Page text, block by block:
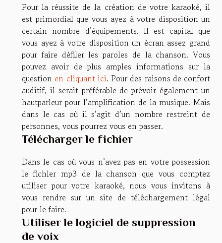
Pour la réussite de la création de votre karaoké, il
est primordial que vous ayez à votre disposition un
certain nombre d’équipements. Il est capital que
vous ayez à votre disposition un écran assez grand
pour faire défiler les paroles de la chanson. Vous
pouvez avoir de plus amples informations sur la
question en cliquant ici. Pour des raisons de confort
auditif, il serait préférable de prévoir également un
hautparleur pour l’amplification de la musique. Mais
dans le cas où il s’agit d’un nombre restreint de
personnes, vous pourrez vous en passer.
Télécharger le fichier
Dans le cas où vous n’avez pas en votre possession
le fichier mp3 de la chanson que vous comptez
utiliser pour votre karaoké, nous vous invitons à
vous rendre sur un site de téléchargement légal
pour le faire.
Utiliser le logiciel de suppression
de voix